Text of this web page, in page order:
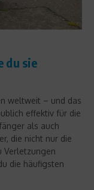
du sie
weltweit – und das
effektiv für die
als auch
die nicht nur die
Verletzungen
die häufigsten